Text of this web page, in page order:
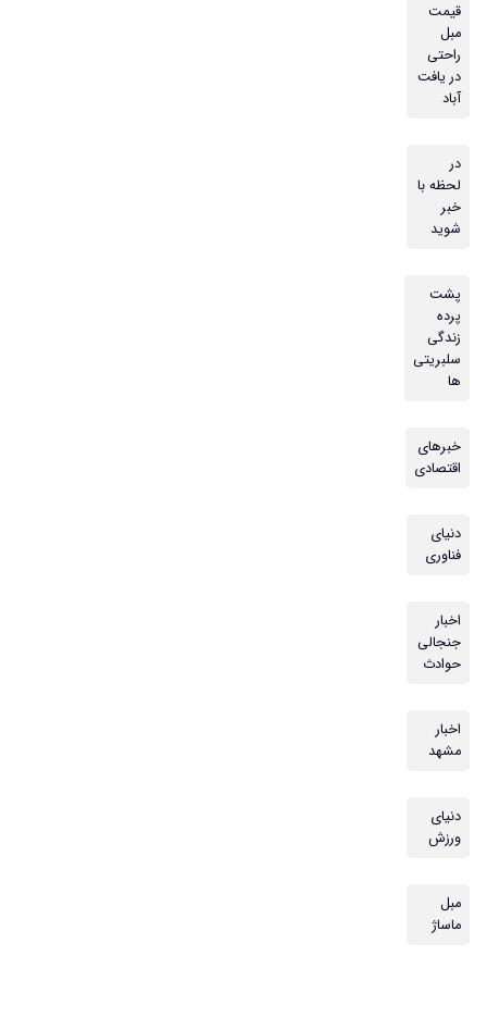
قیمت
مبل
راحتی
در یافت
آباد
در
لحظه با
خبر
شوید
پشت
پرده
زندگی
سلبریتی
ها
خبرهای
اقتصادی
دنیای
فناوری
اخبار
جنجالی
حوادث
اخبار
مشهد
دنیای
ورزش
مبل
ماساژ